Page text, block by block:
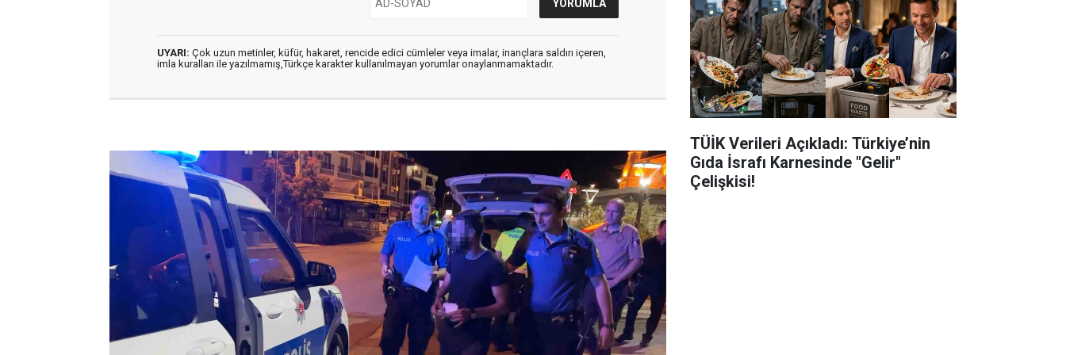
UYARI: Çok uzun metinler, küfür, hakaret, rencide edici cümleler veya imalar, inançlara saldırı içeren,
imla kuralları ile yazılmamış,Türkçe karakter kullanılmayan yorumlar onaylanmamaktadır.
TÜİK Verileri Açıkladı: Türkiye’nin
Gıda İsrafı Karnesinde "Gelir"
Çelişkisi!